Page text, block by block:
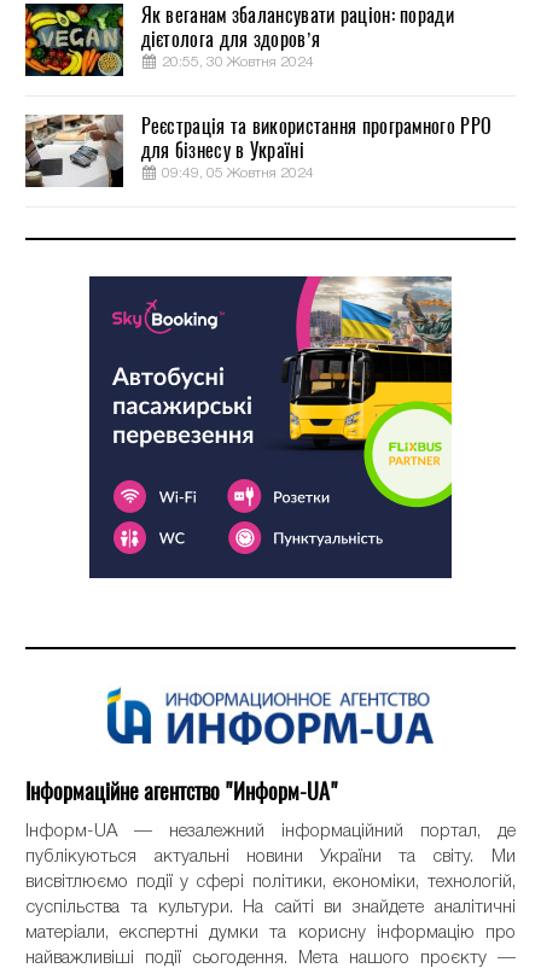
Як веганам збалансувати раціон: поради
дієтолога для здоров’я
20:55, 30 Жовтня 2024
Реєстрація та використання програмного РРО
для бізнесу в Україні
09:49, 05 Жовтня 2024
Інформаційне агентство "Информ-UA"
Інформ-UA — незалежний інформаційний портал, де
публікуються актуальні новини України та світу. Ми
висвітлюємо події у сфері політики, економіки, технологій,
суспільства та культури. На сайті ви знайдете аналітичні
матеріали, експертні думки та корисну інформацію про
найважливіші події сьогодення. Мета нашого проєкту —